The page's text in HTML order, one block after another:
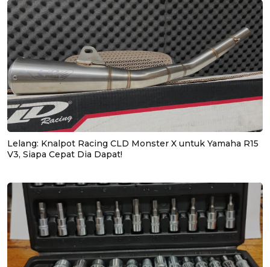
Lelang: Knalpot Racing CLD Monster X untuk Yamaha R15
V3, Siapa Cepat Dia Dapat!